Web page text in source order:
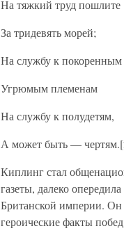
На тяжкий труд пошлите
За тридевять морей;
На службу к покоренным
Угрюмым племенам
На службу к полудетям,
А может быть —
Киплинг стал
газеты, далеко
Британской империи. Он
героические факты